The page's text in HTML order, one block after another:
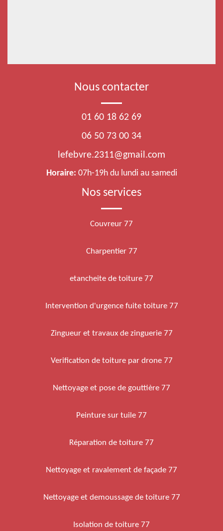
Nous contacter
01 60 18 62 69
06 50 73 00 34
lefebvre.2311@gmail.com
Horaire: 07h-19h du lundi au samedi
Nos services
Couvreur 77
Charpentier 77
etancheite de toiture 77
Intervention d'urgence fuite toiture 77
Zingueur et travaux de zinguerie 77
Verification de toiture par drone 77
Nettoyage et pose de gouttière 77
Peinture sur tuile 77
Réparation de toiture 77
Nettoyage et ravalement de façade 77
Nettoyage et demoussage de toiture 77
Isolation de toiture 77